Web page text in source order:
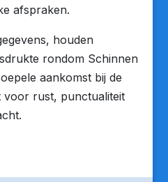
afspraken.
houden
rondom Schinnen
aankomst bij de
voor rust, punctualiteit